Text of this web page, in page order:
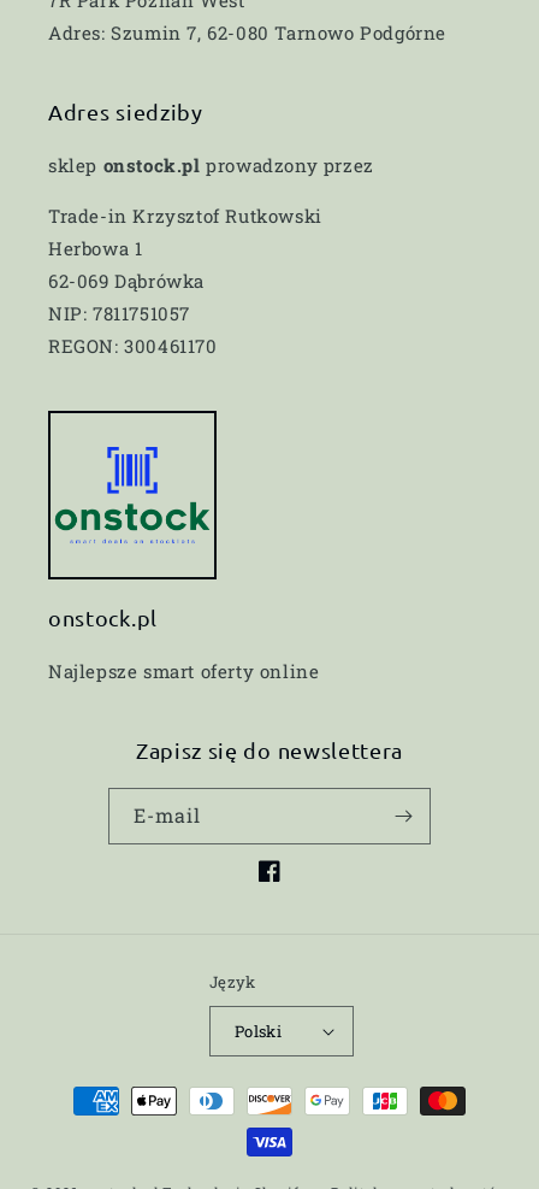
Adres: Szumin 7, 62-080 Tarnowo Podgórne
Adres siedziby
sklep onstock.pl prowadzony przez
Trade-in Krzysztof Rutkowski
Herbowa 1
62-069 Dąbrówka
NIP: 7811751057
REGON: 300461170
onstock.pl
Najlepsze smart oferty online
Zapisz się do newslettera
E-mail
Facebook
Język
Polski
Metody
płatności